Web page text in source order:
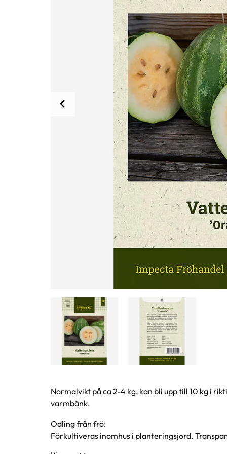
Produktinformation
Normalvikt på ca 2-4 kg, kan bli upp till 10 kg i
varmbänk.
Odling från frö:
Förkultiveras inomhus i planteringsjord.